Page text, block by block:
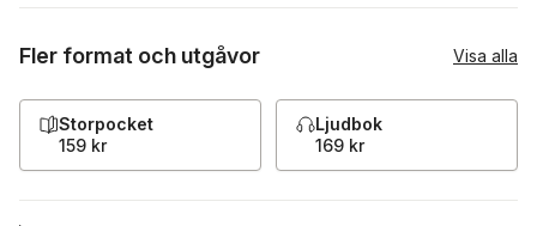
Fler format och utgåvor Visa alla
Storpocket
159 kr
Ljudbok
169 kr